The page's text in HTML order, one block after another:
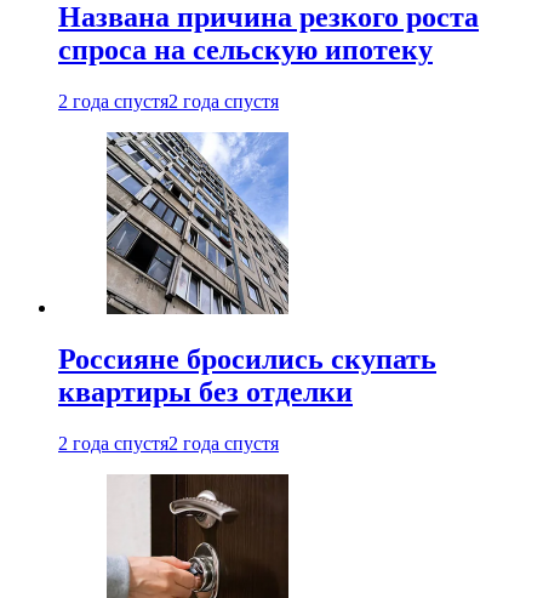
Названа причина резкого роста
спроса на сельскую ипотеку
2 года спустя2 года спустя
Россияне бросились скупать
квартиры без отделки
2 года спустя2 года спустя